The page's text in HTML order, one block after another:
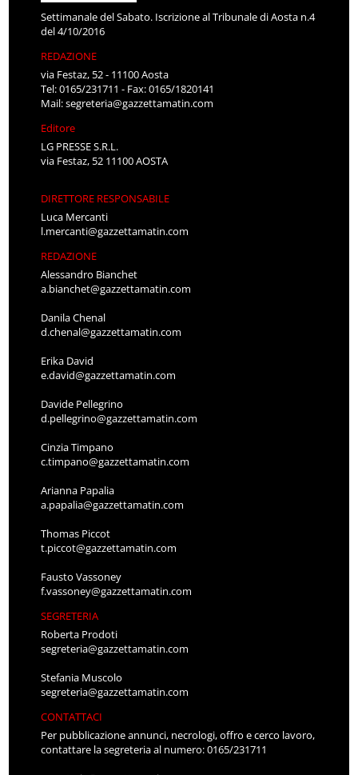
Settimanale del Sabato. Iscrizione al Tribunale di Aosta n.4
del 4/10/2016
REDAZIONE
via Festaz, 52 - 11100 Aosta
Tel: 0165/231711 - Fax: 0165/1820141
Mail:segreteria@gazzettamatin.com
Editore
LG PRESSE S.R.L.
via Festaz, 52 11100 AOSTA
DIRETTORE RESPONSABILE
Luca Mercanti
l.mercanti@gazzettamatin.com
REDAZIONE
Alessandro Bianchet
a.bianchet@gazzettamatin.com
Danila Chenal
d.chenal@gazzettamatin.com
Erika David
e.david@gazzettamatin.com
Davide Pellegrino
d.pellegrino@gazzettamatin.com
Cinzia Timpano
c.timpano@gazzettamatin.com
Arianna Papalia
a.papalia@gazzettamatin.com
Thomas Piccot
t.piccot@gazzettamatin.com
Fausto Vassoney
f.vassoney@gazzettamatin.com
SEGRETERIA
Roberta Prodoti
segreteria@gazzettamatin.com
Stefania Muscolo
segreteria@gazzettamatin.com
CONTATTACI
Per pubblicazione annunci, necrologi, offro e cerco lavoro,
contattare la segreteria al numero: 0165/231711